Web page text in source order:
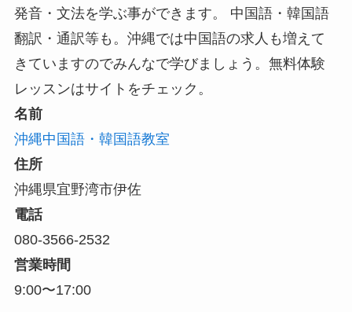
発音・文法を学ぶ事ができます。 中国語・韓国語
翻訳・通訳等も。沖縄では中国語の求人も増えて
きていますのでみんなで学びましょう。無料体験
レッスンはサイトをチェック。
名前
沖縄中国語・韓国語教室
住所
沖縄県宜野湾市伊佐
電話
080-3566-2532
営業時間
9:00〜17:00